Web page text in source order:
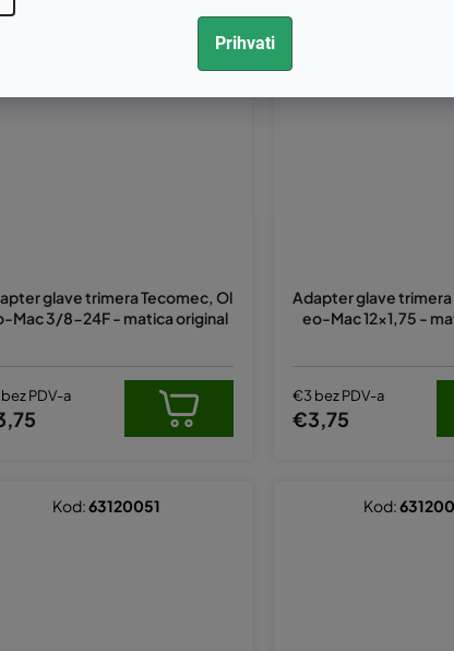
Prihvati
glave trimera Tecomec, Ol
Mac 3/8-24F - matica original
PDV-a
Adapter glave trimera
eo-Mac 12x1,75 -
€3 bez PDV-a
€3,75
Kod:63120051 Kod: